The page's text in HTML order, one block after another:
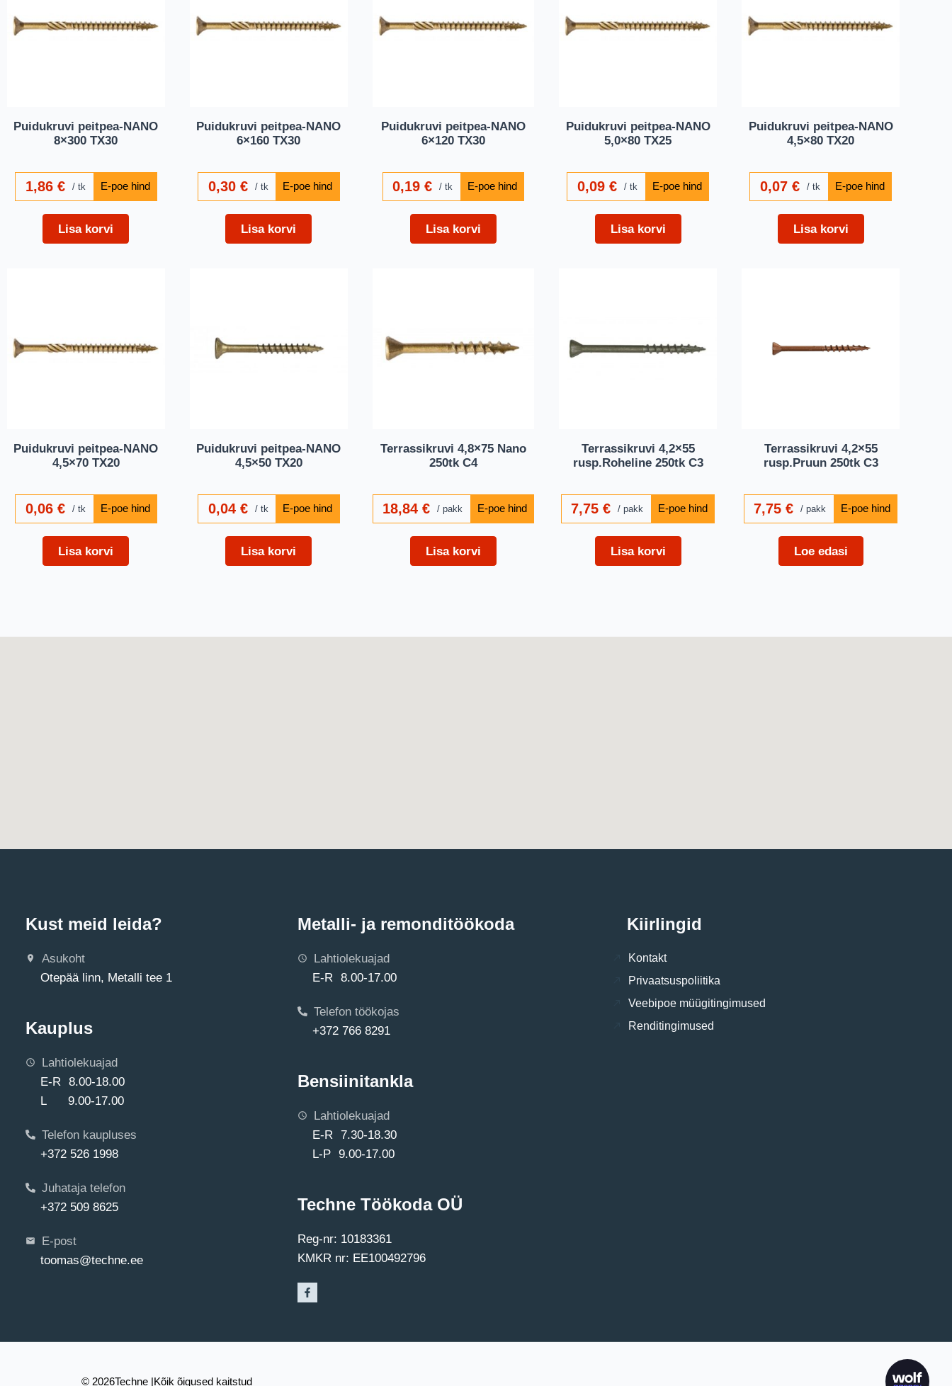
Puidukruvi peitpea-NANO
8×300 TX30
1,86 € tk
Lisa korvi
Puidukruvi peitpea-NANO
6×160 TX30
0,30 € tk
Lisa korvi
Puidukruvi peitpea-NANO
6×120 TX30
0,19€ tk
Lisa korvi
Puidukruvi peitpea-NANO
5,0×80 TX25
0,09 € tk
Lisa korvi
Puidukruvi peitpea-NANO
4,5×80 TX20
0,07 € tk
Lisa korvi
Puidukruvi peitpea-NANO
4,5×70 TX20
0,06 € tk
Lisa korvi
Puidukruvi peitpea-NANO
4,5×50 TX20
0,04 € tk
Lisa korvi
Terrassikruvi 4,8×75 Nano
250tk C4
18,84€ pakk
Lisa korvi
Terrassikruvi 4,2×55
rusp.Roheline 250tk C3
7,75€ pakk
Lisa korvi
Terrassikruvi 4,2×55
rusp.Pruun 250tk C3
7,75€ pakk
Loe edasi
Kust meid leida?
Asukoht
Otepää linn, Metalli tee 1
Kauplus
Lahtiolekuajad
E-R 8.00-18.00
L 9.00-17.00
Telefon kaupluses
+372 526 1998
Juhataja telefon
+372 509 8625
E-post
toomas@techne.ee
Metalli- ja remonditöökoda
Lahtiolekuajad
E-R 8.00-17.00
Telefon töökojas
+372 766 8291
Bensiinitankla
Lahtiolekuajad
E-R 7.30-18.30
L-P 9.00-17.00
Techne Töökoda OÜ
Reg-nr: 10183361
KMKR nr: EE100492796
Kiirlingid
Kontakt
Privaatsuspoliitika
Veebipoe müügitingimused
Renditingimused
© 2026Techne |Kõik õigused kaitstud